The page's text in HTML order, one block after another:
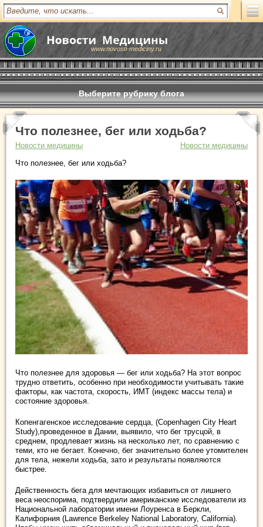
www.novosti-mediciny.ru
Выберите рубрику блога
Что полезнее, бег или ходьба?
Новости медицины
Новости медицины
Что полезнее, бег или ходьба?
Что полезнее для здоровья — бег или ходьба? На этот вопрос
трудно ответить, особенно при необходимости учитывать такие
факторы, как частота, скорость, ИМТ (индекс массы тела) и
состояние здоровья.
Копенгагенское исследование сердца, (Copenhagen City Heart
Study),проведенное в Дании, выявило, что бег трусцой, в
среднем, продлевает жизнь на несколько лет, по сравнению с
теми, кто не бегает. Конечно, бег значительно более утомителен
для тела, нежели ходьба, зато и результаты появляются
быстрее.
Действенность бега для мечтающих избавиться от лишнего
веса неоспорима, подтвердили американские исследователи из
Национальной лаборатории имени Лоуренса в Беркли,
Калифорния (Lawrence Berkeley National Laboratory, California).